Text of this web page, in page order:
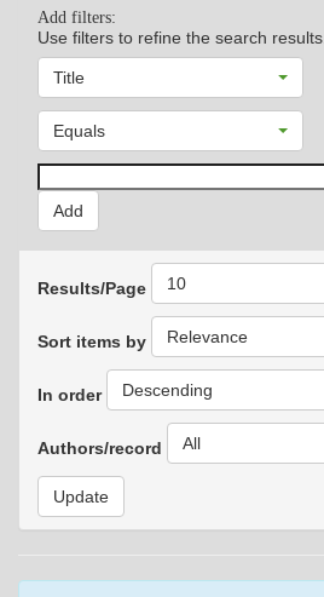
Add filters:
Use filters to refine the search results.
Title
Equals
Results/Page 10
Sort items by Relevance
In order Descending
Authors/record All